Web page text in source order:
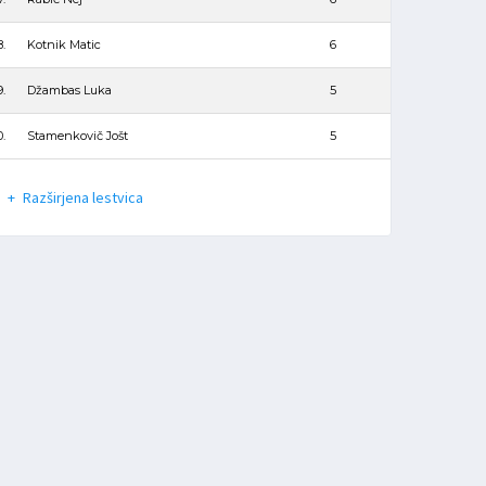
Kotnik Matic 6
Džambas Luka 5
Stamenkovič Jošt 5
Razširjena lestvica